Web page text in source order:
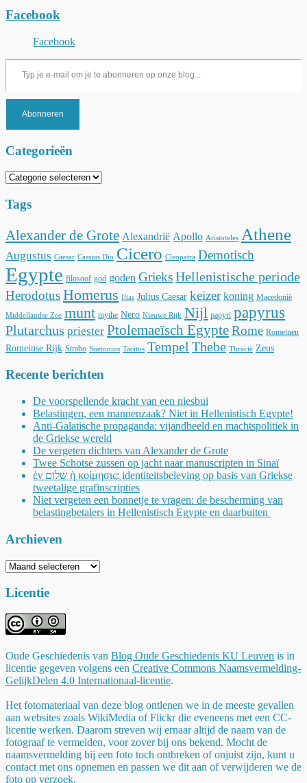
Facebook
Facebook
Typ je e-mail om je te abonneren op onze blog...
Abonneren
Categorieën
Categorieën
Tags
Alexander de Grote Alexandrië Apollo Aristoteles Athene
Augustus Caesar Cassius Dio Cicero Cleopatra Demotisch
Egypte filosoof god goden GrieksHellenistische periode
HerodotusHomerus Ilias Julius Caesar keizer koning Macedonië
Middellandse Zee munt mythe Nero Nieuwe Rijk Nijl papyri papyrus
Plutarchus priester Ptolemaeïsch EgypteRome Romeinen
Romeinse Rijk Strabo Suetonius Tacitus Tempel Thebe Thracië Zeus
Recente berichten
De voorspellende kracht van een niesbui
Belastingen, een mannenzaak? Niet in Hellenistisch Egypte!
Anti-Galatische propaganda: vijandbeeld en machtspolitiek in
de Griekse wereld
De vergeten dichters van Alexander de Grote
Twee Schotse zussen op jacht naar manuscripten in Sinaï
ἐν שלום ἡ κοίμησις: identiteitsbeleving op basis van Griekse
tweetalige grafinscripties
Niet vergeten een bonnetje te vragen: de bescherming van
belastingbetalers in Hellenistisch Egypte en daarbuiten
Archieven
Archieven
Licentie
Oude Geschiedenis van Blog Oude Geschiedenis KU Leuven is in
licentie gegeven volgens een Creative Commons Naamsvermelding-
GelijkDelen 4.0 Internationaal-licentie.
Het fotomateriaal van deze blog ontlenen we in de meeste gevallen
aan websites zoals WikiMedia of Flickr die eveneens met een CC-
licentie werken. Daarom streven wij ernaar altijd de naam van de
fotograaf te vermelden, voor zover bij ons bekend. Mocht de
naamsvermelding bij een foto toch ontbreken of onjuist zijn, kunt u
contact met ons opnemen en passen we dit aan of verwijderen we de
foto op verzoek.